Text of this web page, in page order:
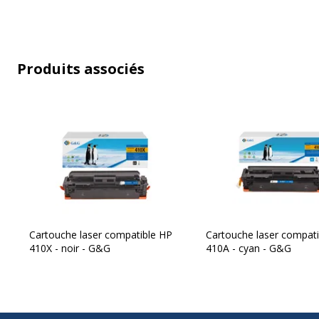
Produits associés
Cartouche laser compatible HP
410X - noir - G&G
Cartouche laser
410A - cyan - G&G